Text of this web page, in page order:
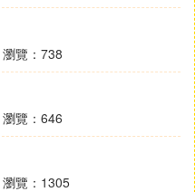
瀏覽：738
瀏覽：646
瀏覽：1305